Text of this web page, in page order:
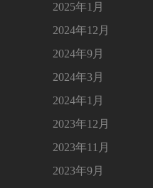
2025年1月
2024年12月
2024年9月
2024年3月
2024年1月
2023年12月
2023年11月
2023年9月